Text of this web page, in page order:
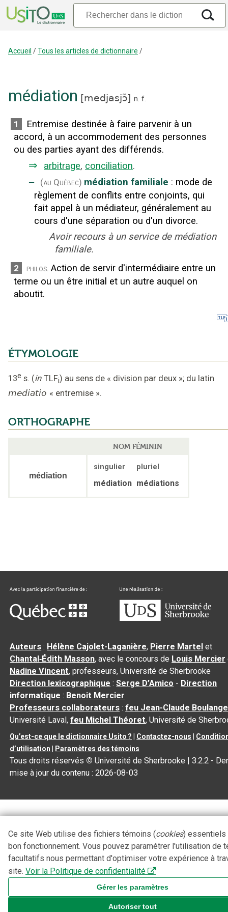
Accueil /Tous les articles de dictionnaire /
médiation [medjasjɔ̃] n. f.
1
Entremise destinée à faire parvenir à un
accord, à un accommodement des personnes
ou des parties ayant des différends.
⇒ arbitrage, conciliation.
‒ (au Québec) médiation familiale : mode de
règlement de conflits entre conjoints, qui
fait appel à un médiateur, généralement au
cours d'une séparation ou d'un divorce.
Avoir recours à un service de médiation
familiale.
2 philos. Action de servir d'intermédiaire entre un
terme ou un être initial et un autre auquel on
aboutit.
ÉTYMOLOGIE
13e s. (in TLFi) au sens de « division par deux »; du latin
mediatio « entremise ».
ORTHOGRAPHE
NOM FÉMININ
médiation
singulier pluriel
médiation médiations
Auteurs : Hélène Cajolet-Laganière, Pierre Martel et
Chantal‑Édith Masson, avec le concours de Louis Mercier
Nadine Vincent, professeurs, Université de Sherbrooke
Direction lexicographique :Serge D’Amico - Direction
informatique : Benoit Mercier
Professeurs collaborateurs :feu Jean-Claude
Université Laval,feu Michel Théoret, Université de
Qu’est-ce que le dictionnaire Usito ? Contactez-nous
d’utilisation
Paramètres des témoins
Tous droits réservés © Université de Sherbrooke |3.2.2 -
mise à jour du contenu :2026-08-03
Ce site Web utilise des fichiers témoins (cookies) essentiels
bon fonctionnement. Vous pouvez paramétrer l'utilisation de
facultatifs nous permettant d'optimiser votre expérience à
site. Voir la Politique de confidentialité
Gérer les paramètres
Autoriser tout